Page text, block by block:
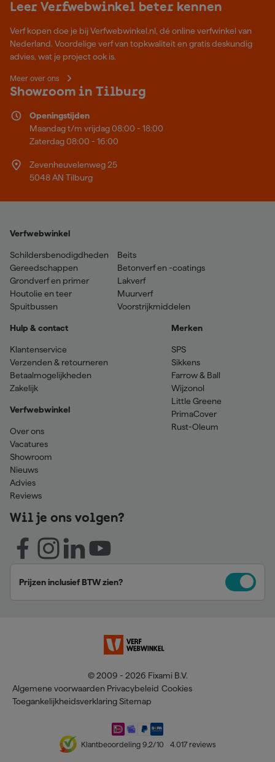
Leer Verfwebwinkel beter kennen
Verf kopen doe je bij Verfwebwinkel.nl, dé online verfwinkel van
Nederland. Voordelige verf van topkwaliteit en gratis deskundig
advies, wat je project ook is.
Meer over ons
Showroom in Tilburg
Openingstijden
Maandag t/m vrijdag 08:00 - 18:00
Zaterdag 08:00 - 16:00
Zevenheuvelenweg 25
5048 AN Tilburg
Verfwebwinkel
Schildersbenodigdheden
Gereedschappen
Grondverf en primer
Houtolie en teer
Spuitbussen
Beits
Betonverf en -coatings
Lakverf
Muurverf
Voorstrijkmiddelen
Hulp & contact
Klantenservice
Verzenden & retourneren
Betaalmogelijkheden
Zakelijk
Verfwebwinkel
Over ons
Vacatures
Showroom
Nieuws
Advies
Reviews
Merken
SPS
Sikkens
Farrow & Ball
Wijzonol
Little Greene
PrimaCover
Rust-Oleum
Wil je ons volgen?
Prijzen inclusief BTW zien?
© 2009 - 2026 Fixami B.V.
Algemene voorwaarden Privacybeleid Cookies
Toegankelijkheidsverklaring Sitemap
Klantbeoordeling 9,2/10 4.017 reviews